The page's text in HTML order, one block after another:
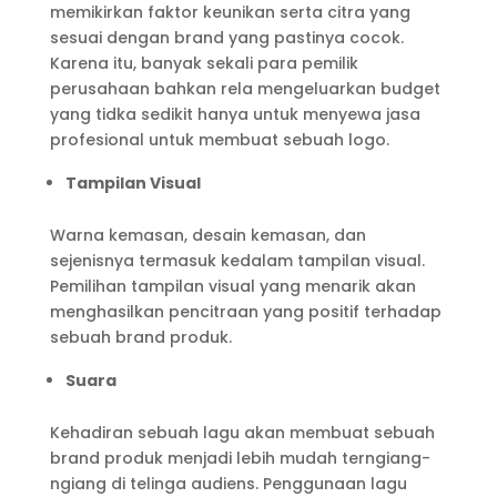
memikirkan faktor keunikan serta citra yang
sesuai dengan brand yang pastinya cocok.
Karena itu, banyak sekali para pemilik
perusahaan bahkan rela mengeluarkan budget
yang tidka sedikit hanya untuk menyewa jasa
profesional untuk membuat sebuah logo.
Tampilan Visual
Warna kemasan, desain kemasan, dan
sejenisnya termasuk kedalam tampilan visual.
Pemilihan tampilan visual yang menarik akan
menghasilkan pencitraan yang positif terhadap
sebuah brand produk.
Suara
Kehadiran sebuah lagu akan membuat sebuah
brand produk menjadi lebih mudah terngiang-
ngiang di telinga audiens. Penggunaan lagu